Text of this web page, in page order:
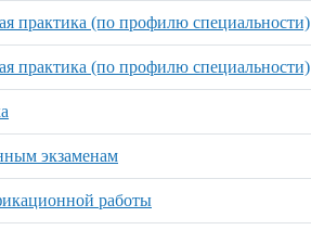
практика (по профилю специальности)
практика (по профилю специальности)
экзаменам
работы